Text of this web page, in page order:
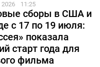
11:25
сборы в США и
с 17 по 19 июля:
показала
старт года для
фильма